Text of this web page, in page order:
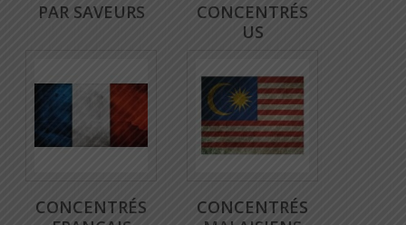
PAR SAVEURS
CONCENTRÉS
US
CONCENTRÉS
CONCENTRÉS